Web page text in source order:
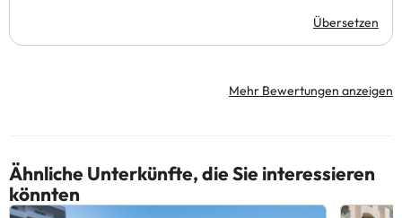
Übersetzen
Mehr Bewertungen anzeigen
Ähnliche Unterkünfte, die Sie interessieren
könnten